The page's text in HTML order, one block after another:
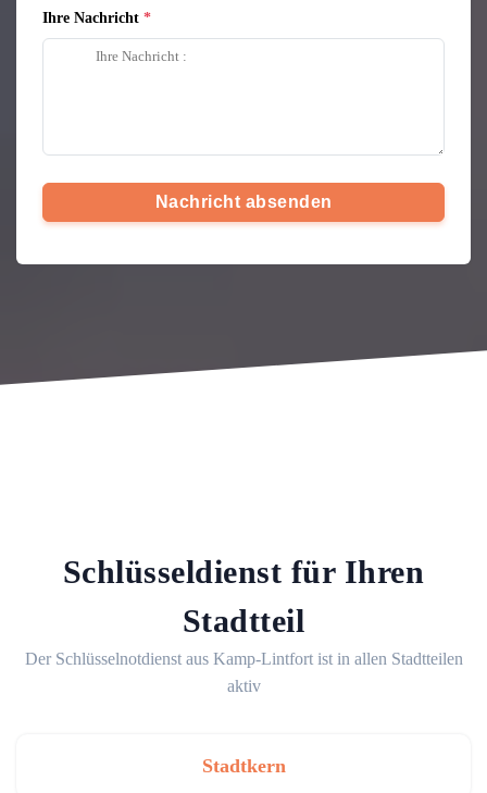
Ihre Nachricht
Nachricht absenden
Schlüsseldienst für Ihren
Stadtteil
Der Schlüsselnotdienst aus Kamp-Lintfort ist in allen Stadtteilen
aktiv
Stadtkern